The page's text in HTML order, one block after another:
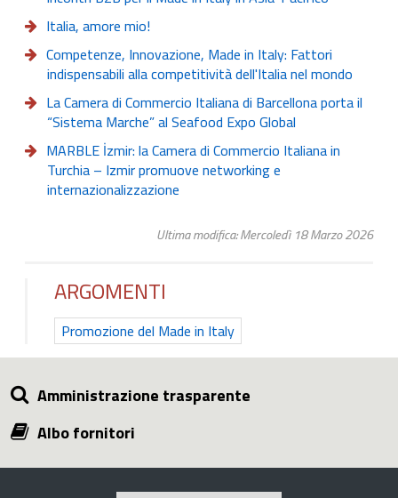
Italia, amore mio!
Competenze, Innovazione, Made in Italy: Fattori
indispensabili alla competitività dell'Italia nel mondo
La Camera di Commercio Italiana di Barcellona porta il
“Sistema Marche” al Seafood Expo Global
MARBLE İzmir: la Camera di Commercio Italiana in
Turchia – Izmir promuove networking e
internazionalizzazione
Ultima modifica: Mercoledì 18 Marzo 2026
ARGOMENTI
Promozione del Made in Italy
Amministrazione trasparente
Albo fornitori